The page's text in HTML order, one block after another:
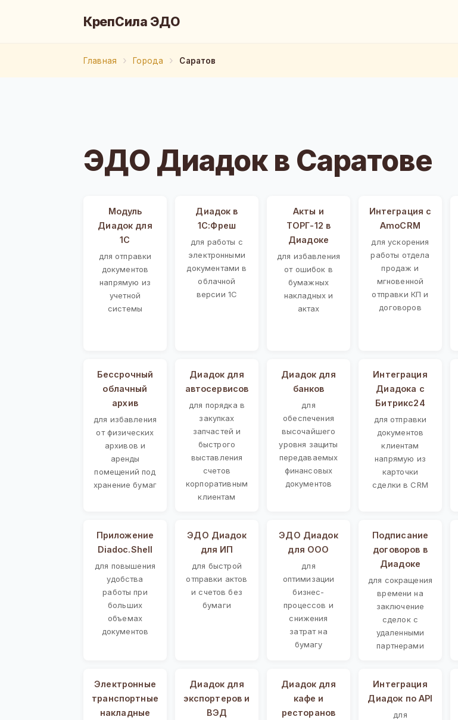
КрепСила ЭДО
Главная Города Саратов
ЭДО Диадок в Саратове
Модуль
Диадок для
1С
для отправки
документов
напрямую из
учетной
системы
Диадок в
1С:Фреш
для работы с
электронными
документами в
облачной
версии 1С
Акты и
ТОРГ-12 в
Диадоке
для избавления
от ошибок в
бумажных
накладных и
актах
Интеграция с
AmoCRM
для ускорения
работы отдела
продаж и
мгновенной
отправки КП и
договоров
Бессрочный
облачный
архив
для избавления
от физических
архивов и
аренды
помещений под
хранение бумаг
Диадок для
автосервисов
для порядка в
закупках
запчастей и
быстрого
выставления
счетов
корпоративным
клиентам
Диадок для
банков
для
обеспечения
высочайшего
уровня защиты
передаваемых
финансовых
документов
Интеграция
Диадока с
Битрикс24
для отправки
документов
клиентам
напрямую из
карточки
сделки в CRM
Приложение
Diadoc.Shell
для повышения
удобства
работы при
больших
объемах
документов
ЭДО Диадок
для ИП
для быстрой
отправки актов
и счетов без
бумаги
ЭДО Диадок
для ООО
для
оптимизации
бизнес-
процессов и
снижения
затрат на
бумагу
Подписание
договоров в
Диадоке
для сокращения
времени на
заключение
сделок с
удаленными
партнерами
Электронные
транспортные
накладные
Диадок для
экспортеров и
ВЭД
Диадок для
кафе и
ресторанов
Интеграция
Диадок по API
для